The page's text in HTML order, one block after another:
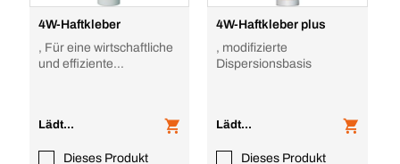
4W-Haftkleber
, Für eine wirtschaftliche
und effiziente
Lädt...
Dieses Produkt
4W-Haftkleber plus
, modifizierte
Dispersionsbasis
Lädt...
Dieses Produkt